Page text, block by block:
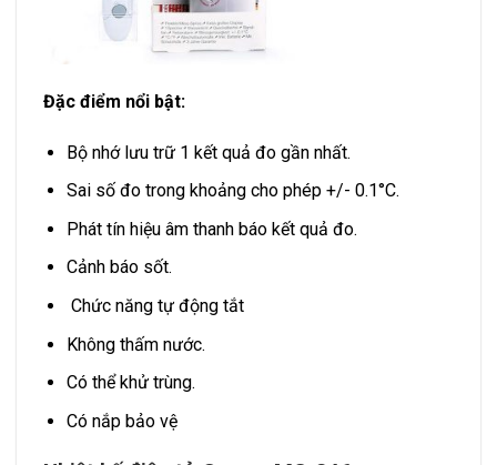
Đặc điểm nổi bật:
Bộ nhớ lưu trữ 1 kết quả đo gần nhất.
Sai số đo trong khoảng cho phép +/- 0.1°C.
Phát tín hiệu âm thanh báo kết quả đo.
Cảnh báo sốt.
Chức năng tự động tắt
Không thấm nước.
Có thể khử trùng.
Có nắp bảo vệ